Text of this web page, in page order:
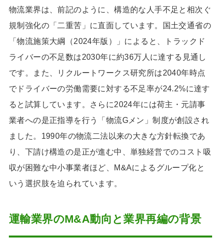
物流業界は、前記のように、構造的な人手不足と相次ぐ
規制強化の「二重苦」に直面しています。国土交通省の
「物流施策大綱（2024年版）」によると、トラックド
ライバーの不足数は2030年に約36万人に達する見通し
です。また、リクルートワークス研究所は2040年時点
でドライバーの労働需要に対する不足率が24.2%に達す
ると試算しています。さらに2024年には荷主・元請事
業者への是正指導を行う「物流Gメン」制度が創設され
ました。1990年の物流二法以来の大きな方針転換であ
り、下請け構造の是正が進む中、単独経営でのコスト吸
収が困難な中小事業者ほど、M&Aによるグループ化と
いう選択肢を迫られています。
運輸業界のM&A動向と業界再編の背景